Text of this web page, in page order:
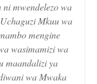
mwendelezo wa
Mkuu wa
mengine
wasimamizi wa
maandalizi ya
wa Mwaka